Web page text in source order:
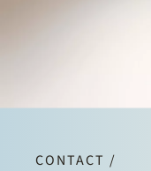
CONTACT /